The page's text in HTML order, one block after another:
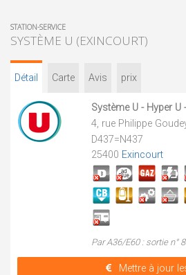
STATION-SERVICE
SYSTÈME U (EXINCOURT)
Détail Carte Avis prix
Système U - Hyper U
4, rue Philippe
D437=N437
25400 Exincourt
Par A36/E60 : sortie n° 8
Mettre à jour